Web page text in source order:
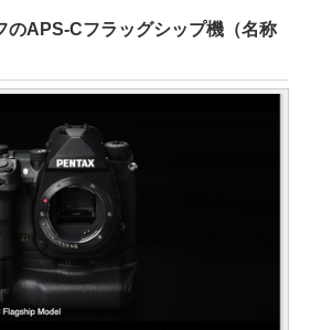
のAPS-Cフラッグシップ機（名称